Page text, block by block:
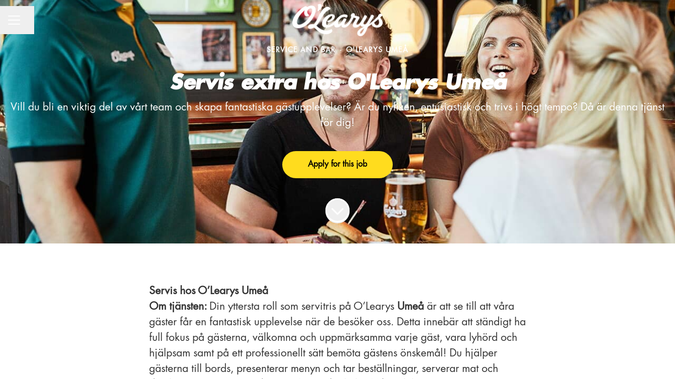
SERVICE AND BAR · O'LEARYS UMEÅ
Servis extra hos O'Learys Umeå
Vill du bli en viktig del av vårt team och skapa fantastiska gästupplevelser? Är du nyfiken, entusiastisk och trivs i högt tempo? Då är denna tjänst
för dig!
Apply for this job
Servis hos O’Learys Umeå
Om tjänsten: Din yttersta roll som servitris på O’Learys Umeå är att se till att våra
gäster får en fantastisk upplevelse när de besöker oss. Detta innebär att ständigt ha
full fokus på gästerna, välkomna och uppmärksamma varje gäst, vara lyhörd och
hjälpsam samt på ett professionellt sätt bemöta gästens önskemål! Du hjälper
gästerna till bords, presenterar menyn och tar beställningar, serverar mat och